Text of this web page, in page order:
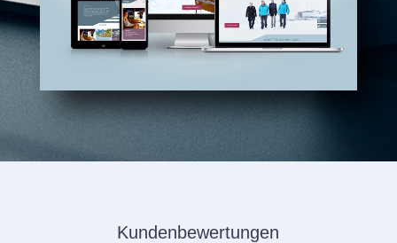
Kundenbewertungen